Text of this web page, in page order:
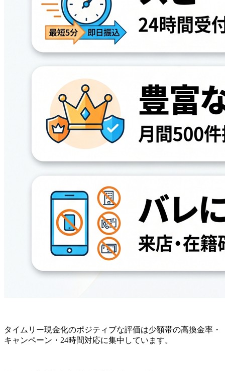
タイムリー現金化のポジティブな評価は少額帯の高換金率・
キャンペーン・24時間対応に集中しています。